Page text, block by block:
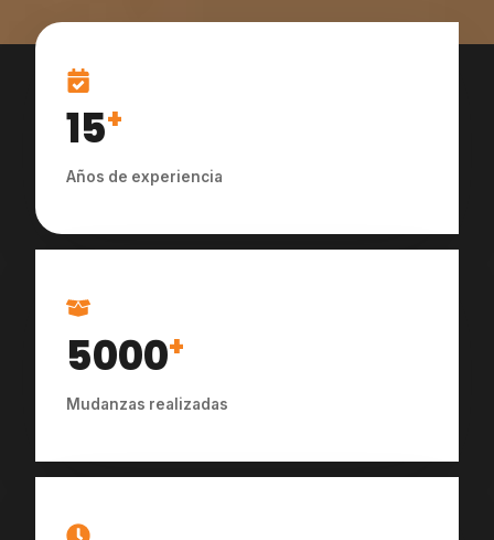
15+
Años de experiencia
5000+
Mudanzas realizadas